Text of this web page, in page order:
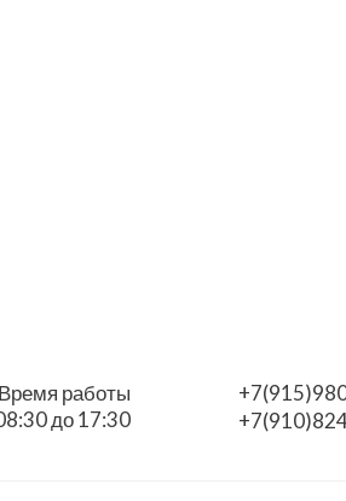
работы
до 17:30